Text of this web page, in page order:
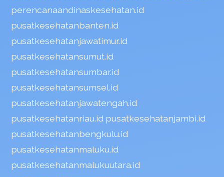
perencanaandinaskesehatan.id
pusatkesehatanbanten.id
pusatkesehatanjawatimur.id
pusatkesehatansumut.id
pusatkesehatansumbar.id
pusatkesehatansumsel.id
pusatkesehatanjawatengah.id
pusatkesehatanriau.id pusatkesehatanjambi.id
pusatkesehatanbengkulu.id
pusatkesehatanmaluku.id
pusatkesehatanmalukuutara.id